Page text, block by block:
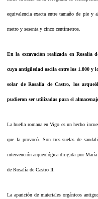
equivalencia exacta entre tamaño de pie y
metro y sesenta y cinco centímetros.
En la excavación realizada en Rosalía
cuya antigüedad oscila entre los 1.800 y
solar de Rosalía de Castro, los
pudieron ser utilizadas para el
La huella romana en Vigo es un hecho
que la provocó. Son tres suelas de
intervención arqueológica dirigida por
de Rosalía de Castro II.
La aparición de materiales orgánicos